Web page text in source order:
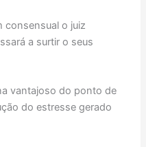
consensual o juiz
a surtir o seus
vantajoso do ponto de
do estresse gerado